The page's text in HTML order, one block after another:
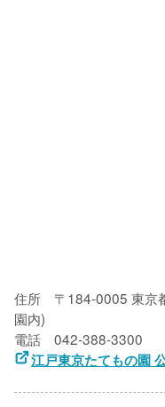
住所　〒184-0005 東京
園内)
江戸東京たてもの園